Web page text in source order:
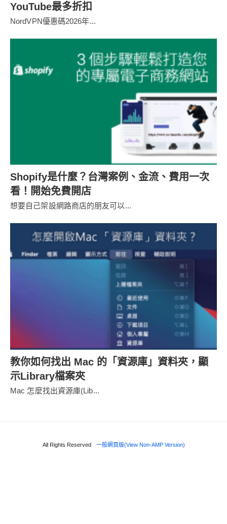
YouTube最多折扣
NordVPN優惠碼2026年...
Shopify是什麼？台灣案例、金流、費用一次
看！開始免費開店
想要自己架設網路商店的朋友可以...
教你如何找出 Mac 的「資源庫」資料夾，顯
示Library檔案夾
Mac 怎麼找出資源庫(Lib...
All Rights Reserved 一般網頁版(View Non-AMP Version)